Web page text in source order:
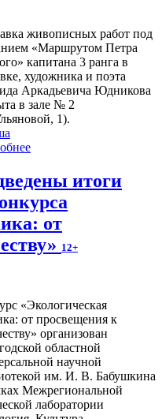
живописных работ под
«Маршрутом Петра
капитана 3 ранга в
художника и поэта
Аркадьевича Юдникова
в зале № 2
1).
итоги
от
12+
«Экологическая
от просвещения к
организован
областной
научной
им. И. В. Бабушкина
Межрегиональной
лаборатории